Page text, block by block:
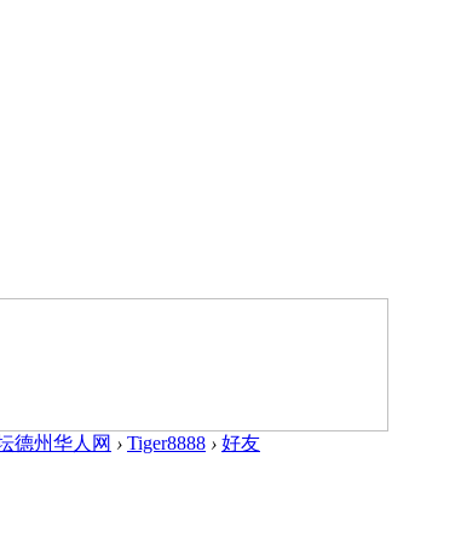
德州华人网 › Tiger8888 › 好友